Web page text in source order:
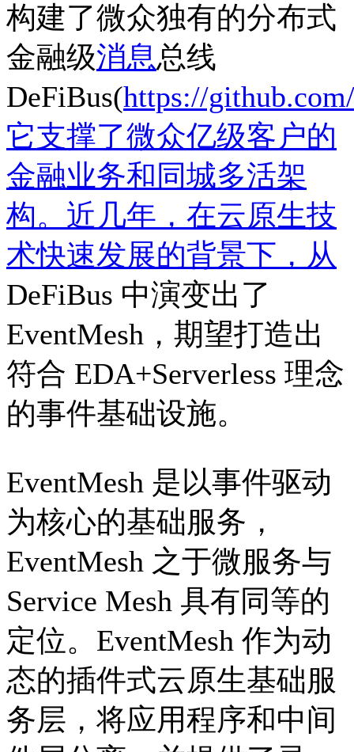
构建了微众独有的分布式
金融级消息总线
DeFiBus(https://
它支撑了微众亿级客户的
金融业务和同城多活架
构。近几年，在云原生技
术快速发展的背景下，从
DeFiBus 中演变出了
EventMesh，期望打造出
符合 EDA+Serverless 理念
的事件基础设施。
EventMesh 是以事件驱动
为核心的基础服务，
EventMesh 之于微服务与
Service Mesh 具有同等的
定位。EventMesh 作为动
态的插件式云原生基础服
务层，将应用程序和中间